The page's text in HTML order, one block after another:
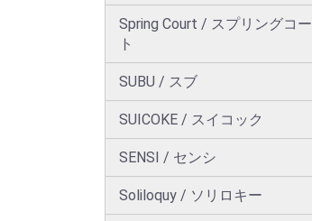
Spring Court / スプリングコー
ト
SUBU / スブ
SUICOKE / スイコック
SENSI / センシ
Soliloquy / ソリロキー